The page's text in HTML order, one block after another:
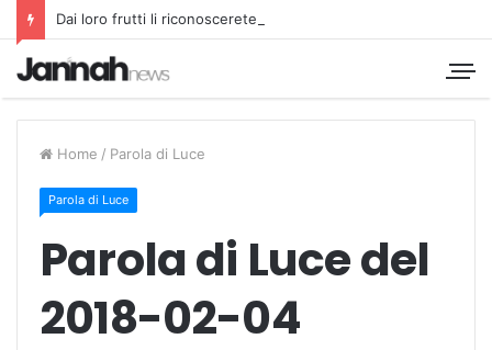
Dai loro frutti li riconoscerete
Home / Parola di Luce
Parola di Luce
Parola di Luce del
2018-02-04